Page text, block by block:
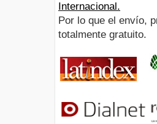
Internacional.
Por lo que el envío,
totalmente gratuito.